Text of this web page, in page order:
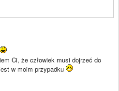
Ci, że człowiek musi dojrzeć do
w moim przypadku